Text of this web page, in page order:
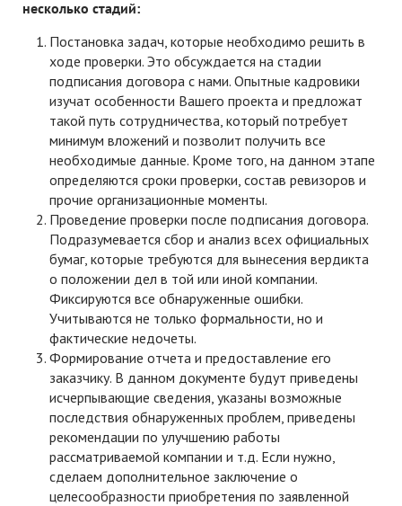
несколько стадий:
Постановка задач, которые необходимо решить в
ходе проверки. Это обсуждается на стадии
подписания договора с нами. Опытные кадровики
изучат особенности Вашего проекта и предложат
такой путь сотрудничества, который потребует
минимум вложений и позволит получить все
необходимые данные. Кроме того, на данном этапе
определяются сроки проверки, состав ревизоров и
прочие организационные моменты.
Проведение проверки после подписания договора.
Подразумевается сбор и анализ всех официальных
бумаг, которые требуются для вынесения вердикта
о положении дел в той или иной компании.
Фиксируются все обнаруженные ошибки.
Учитываются не только формальности, но и
фактические недочеты.
Формирование отчета и предоставление его
заказчику. В данном документе будут приведены
исчерпывающие сведения, указаны возможные
последствия обнаруженных проблем, приведены
рекомендации по улучшению работы
рассматриваемой компании и т.д. Если нужно,
сделаем дополнительное заключение о
целесообразности приобретения по заявленной